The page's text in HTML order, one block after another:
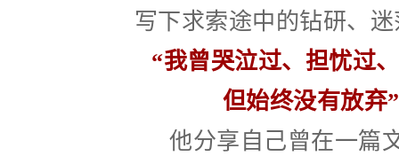
写下求索途中的钻研、
“我曾哭泣过、担忧过
但始终没有放弃”
他分享自己曾在一篇